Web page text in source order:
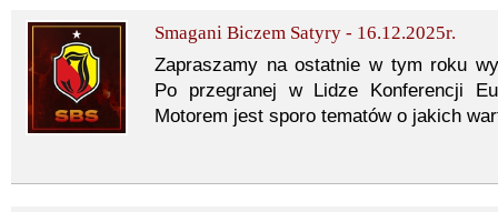
Smagani Biczem Satyry - 16.12.2025r.
Zapraszamy na ostatnie w tym roku
Po przegranej w Lidze Konferencji
Motorem jest sporo tematów o jakich